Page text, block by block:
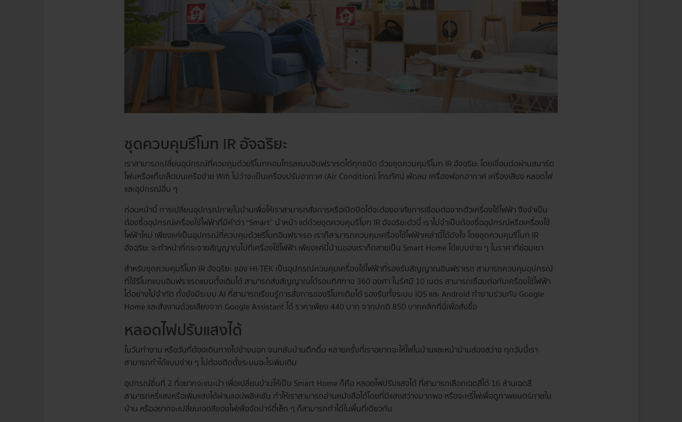
ชุดควบคุมรีโมท IR อัจฉริยะ
เราสามารถเปลี่ยนอุปกรณ์ที่ควบคุมด้วยรีโมทคอนโทรลแบบอินฟราเรดได้ทุกชนิด ด้วยชุดควบคุมรีโมท IR อัจฉริยะ โดยเชื่อมต่อผ่านสมาร์ต
โฟนหรือแท็บเล็ตบนเครือข่าย Wifi ไม่ว่าจะเป็นเครื่องปรับอากาศ (Air Condition) โทรทัศน์ พัดลม เครื่องฟอกอากาศ เครื่องเสียง หลอดไฟ
และอุปกรณ์อื่น ๆ
ก่อนหน้านี้ การเปลี่ยนอุปกรณ์ภายในบ้านเพื่อให้เราสามารถสั่งการหรือเปิดปิดได้จะต้องอาศัยการเชื่อมต่อจากตัวเครื่องใช้ไฟฟ้า จึงจำเป็น
ต้องซื้ออุปกรณ์เครื่องใช้ไฟฟ้าที่มีคำว่า “Smart” นำหน้า แต่ด้วยชุดควบคุมรีโมท IR อัจฉริยะตัวนี้ เราไม่จำเป็นต้องซื้ออุปกรณ์หรือเครื่องใช้
ไฟฟ้าใหม่ เพียงแค่เป็นอุปกรณ์ที่ควบคุมด้วยรีโมทอินฟราเรด เราก็สามารถควบคุมเครื่องใช้ไฟฟ้าเหล่านี้ได้ดังใจ โดยชุดควบคุมรีโมท IR
อัจฉริยะ จะทำหน้าที่กระจายสัญญาณไปที่เครื่องใช้ไฟฟ้า เพียงแค่นี้บ้านของเราก็กลายเป็น Smart Home ได้แบบง่าย ๆ ในราคาที่ย่อมเยา
สำหรับชุดควบคุมรีโมท IR อัจฉริยะ ของ HI-TEK เป็นอุปกรณ์ควบคุมเครื่องใช้ไฟฟ้าที่รองรับสัญญาณอินฟราเรด สามารถควบคุมอุปกรณ์
ที่ใช้รีโมทแบบอินฟราเรดแบบดั้งเดิมได้ สามารถส่งสัญญาณได้รอบทิศทาง 360 องศา ในรัศมี 10 เมตร สามารถเชื่อมต่อกับเครื่องใช้ไฟฟ้า
ได้อย่างไม่จำกัด ทั้งยังมีระบบ AI ที่สามารถเรียนรู้การสั่งการของรีโมทเดิมได้ รองรับทั้งระบบ iOS และ Android ทำงานร่วมกับ Google
Home และสั่งงานด้วยเสียงจาก Google Assistant ได้ ราคาเพียง 440 บาท จากปกติ 850 บาทคลิกที่นี่เพื่อสั่งซื้อ
หลอดไฟปรับแสงได้
ในวันทำงาน หรือวันที่ต้องเดินทางไปข้างนอก จนกลับบ้านดึกดื่น หลายครั้งที่เราอยากจะให้ไฟในบ้านและหน้าบ้านส่องสว่าง ทุกวันนี้เรา
สามารถทำได้แบบง่าย ๆ ไม่ต้องติดตั้งระบบอะไรเพิ่มเติม
อุปกรณ์ชิ้นที่ 2 ที่อยากจะแนะนำ เพื่อเปลี่ยนบ้านให้เป็น Smart Home ก็คือ หลอดไฟปรับแสงได้ ที่สามารถเลือกเฉดสีได้ 16 ล้านเฉดสี
สามารถหรี่แสงหรือเพิ่มแสงได้ผ่านแอปพลิเคชัน ทำให้เราสามารถอ่านหนังสือได้โดยที่มีแสงสว่างมากพอ หรือจะหรี่ไฟเพื่อดูภาพยนตร์ภายใน
บ้าน หรืออยากจะเปลี่ยนเฉดสีของไฟเพื่อจัดปาร์ตี้เล็ก ๆ ก็สามารถทำได้ในพื้นที่เดียวกัน